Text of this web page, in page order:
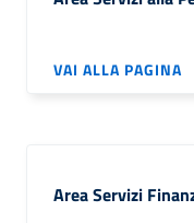
VAI ALLA PAGINA
Area Servizi